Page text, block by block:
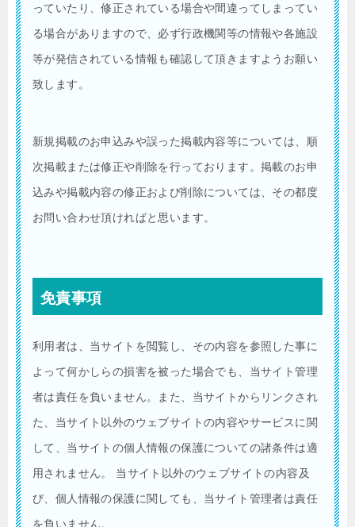
っていたり、修正されている場合や間違ってしまってい
る場合がありますので、必ず行政機関等の情報や各施設
等が発信されている情報も確認して頂きますようお願い
致します。
新規掲載のお申込みや誤った掲載内容等については、順
次掲載または修正や削除を行っております。掲載のお申
込みや掲載内容の修正および削除については、その都度
お問い合わせ頂ければと思います。
免責事項
利用者は、当サイトを閲覧し、その内容を参照した事に
よって何かしらの損害を被った場合でも、当サイト管理
者は責任を負いません。また、当サイトからリンクされ
た、当サイト以外のウェブサイトの内容やサービスに関
して、当サイトの個人情報の保護についての諸条件は適
用されません。 当サイト以外のウェブサイトの内容及
び、個人情報の保護に関しても、当サイト管理者は責任
を負いません。